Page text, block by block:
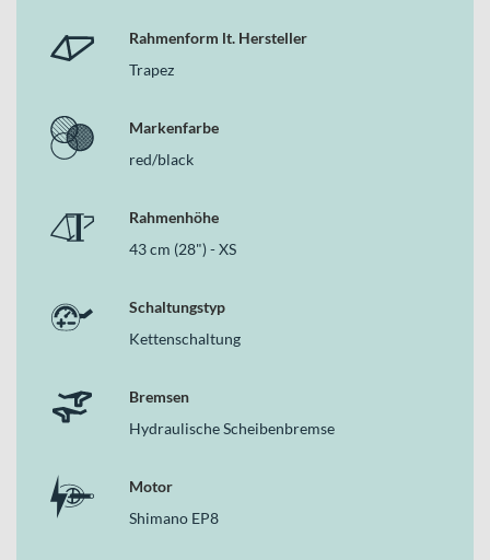
Rahmenform lt. Hersteller
Trapez
Markenfarbe
red/black
Rahmenhöhe
43 cm (28") - XS
Schaltungstyp
Kettenschaltung
Bremsen
Hydraulische Scheibenbremse
Motor
Shimano EP8